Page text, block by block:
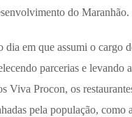
do Maranhão.
dia em que assumi o cargo
parcerias e levando
Viva Procon, os
pela população,